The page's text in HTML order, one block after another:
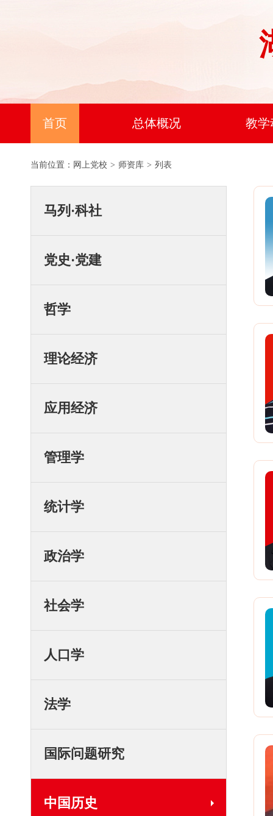
首页 总体概况 教学
当前位置： 网上党校 > 师资库 > 列表
马列·科社
党史·党建
哲学
理论经济
应用经济
管理学
统计学
政治学
社会学
人口学
法学
国际问题研究
中国历史